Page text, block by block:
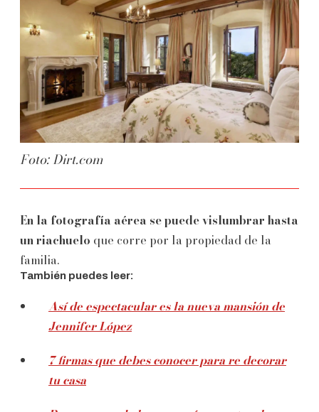
Foto: Dirt.com
En la fotografía aérea se puede vislumbrar hasta
un riachuelo que corre por la propiedad de la
familia.
También puedes leer:
Así de espectacular es la nueva mansión de
Jennifer López
7 firmas que debes conocer para re decorar
tu casa